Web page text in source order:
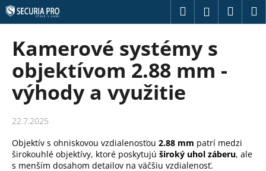
Prejsť
na
obsah
Hľadať
Kamerové systémy s
objektívom 2.88 mm -
výhody a využitie
22.7.2025
Objektív s ohniskovou vzdialenosťou 2.88 mm patrí medzi
širokouhlé objektívy, ktoré poskytujú široký uhol záberu, ale
s menším dosahom detailov na väčšiu vzdialenosť.
K
o
Č
o
p
t
r
e